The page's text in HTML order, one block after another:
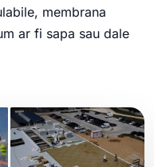
membrana
ar fi sapa sau dale